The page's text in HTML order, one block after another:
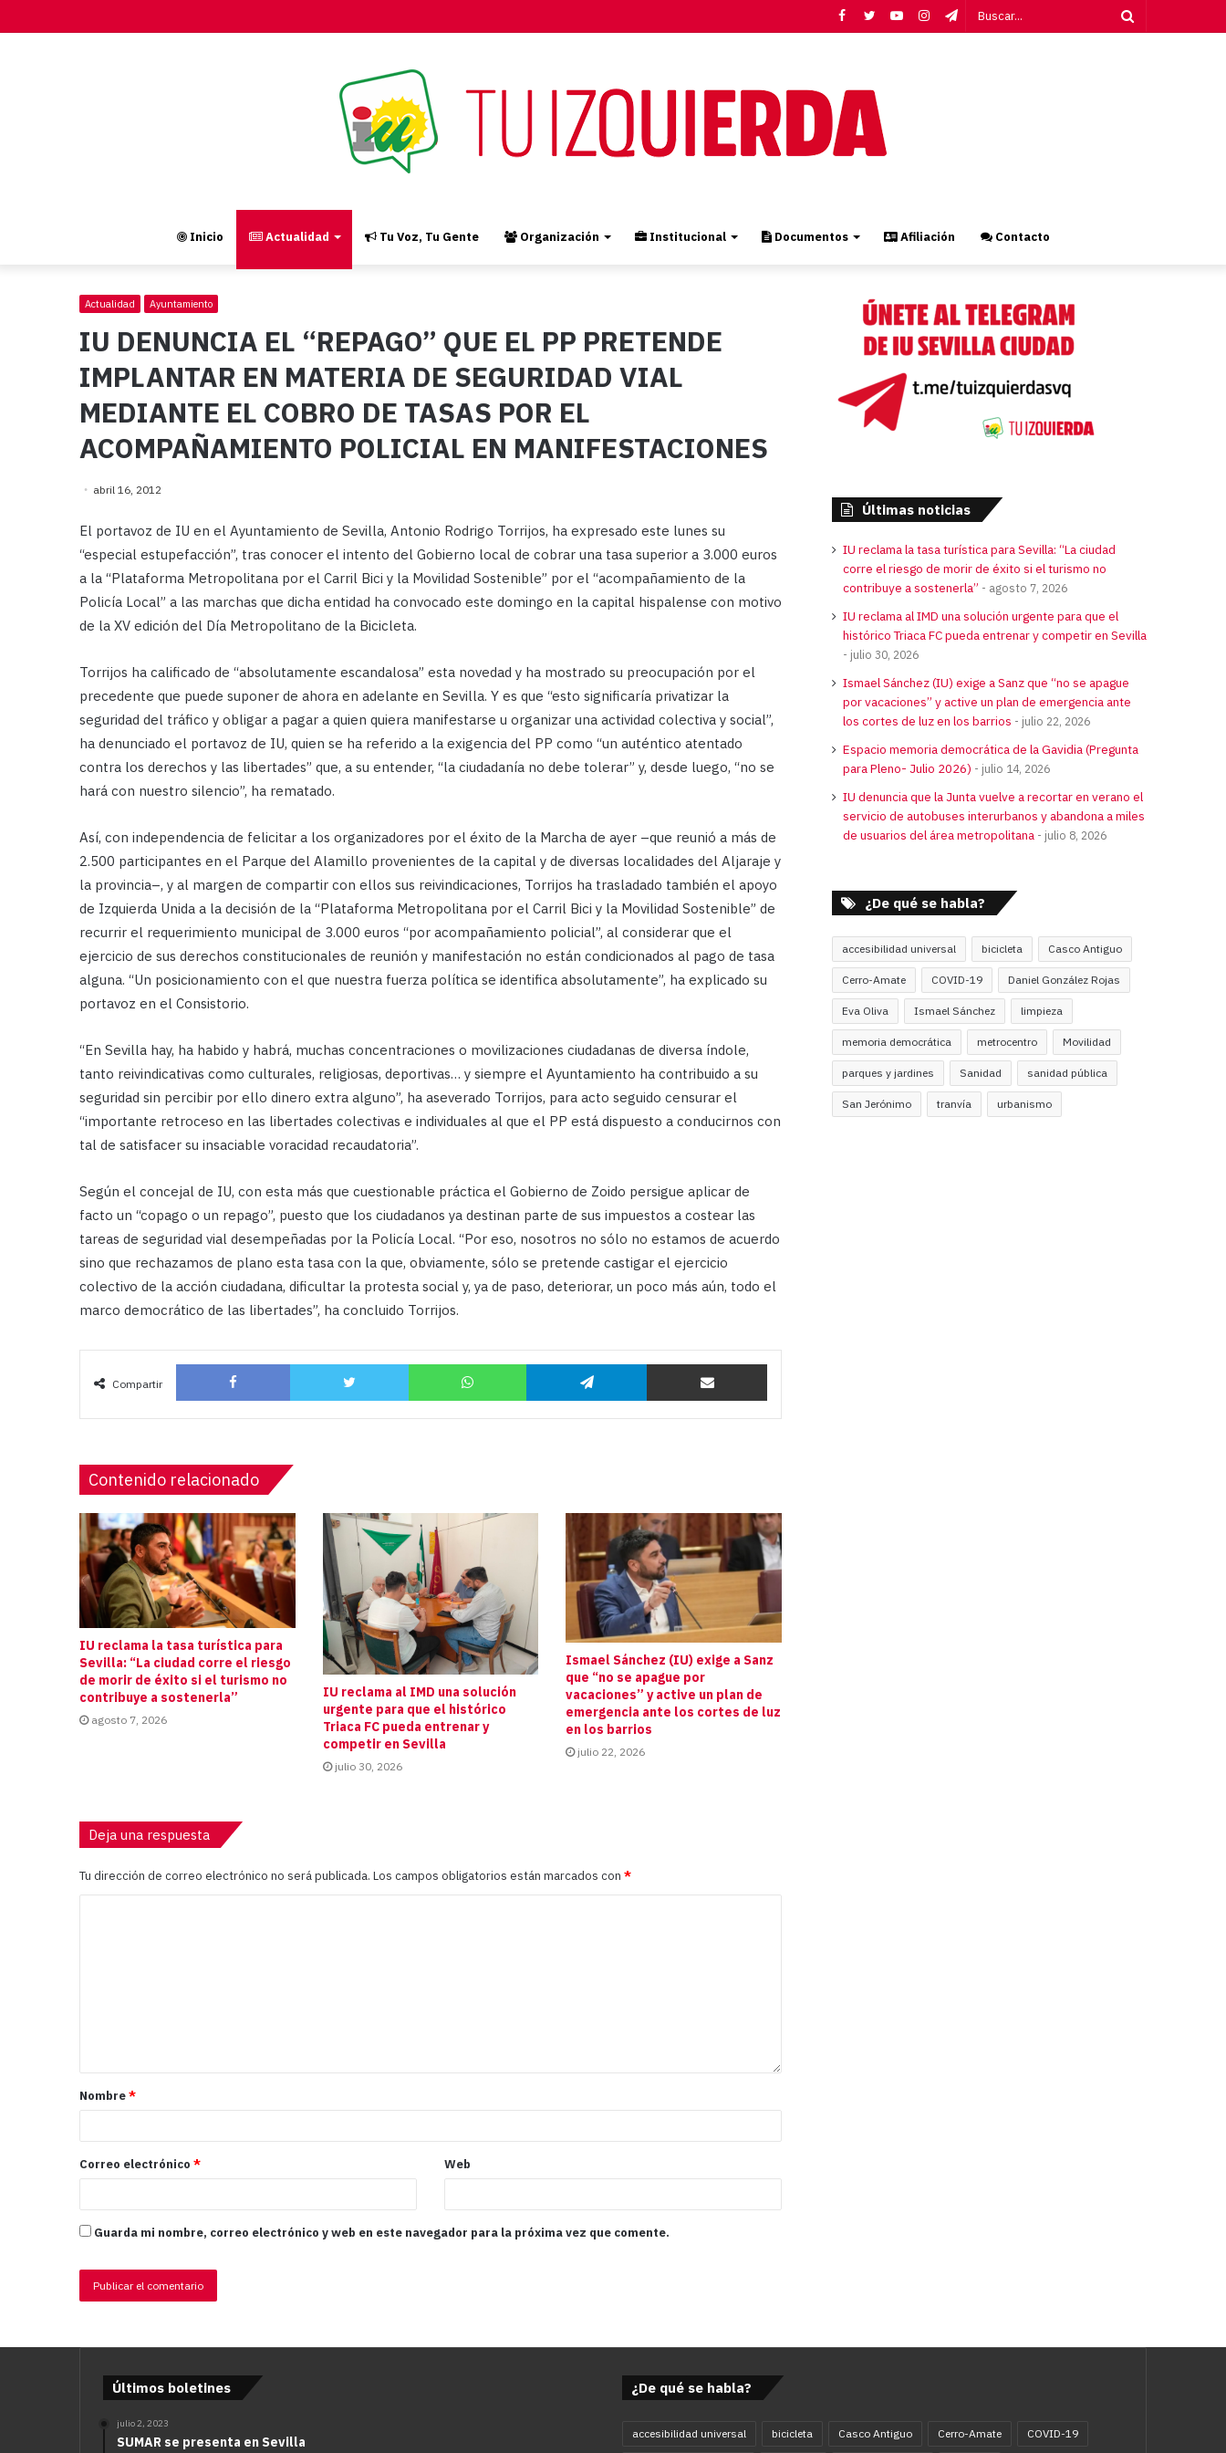
Telegram
Instagram
YouTube
Twitter
Facebook
Inicio Actualidad Tu Voz, Tu Gente Organización Institucional Documentos Afiliación Contacto
Actualidad Ayuntamiento
IU DENUNCIA EL “REPAGO” QUE EL PP PRETENDE
IMPLANTAR EN MATERIA DE SEGURIDAD VIAL
MEDIANTE EL COBRO DE TASAS POR EL
ACOMPAÑAMIENTO POLICIAL EN MANIFESTACIONES
abril 16, 2012
El portavoz de IU en el Ayuntamiento de Sevilla, Antonio Rodrigo Torrijos, ha expresado este lunes su
“especial estupefacción”, tras conocer el intento del Gobierno local de cobrar una tasa superior a 3.000 euros
a la “Plataforma Metropolitana por el Carril Bici y la Movilidad Sostenible” por el “acompañamiento de la
Policía Local” a las marchas que dicha entidad ha convocado este domingo en la capital hispalense con motivo
de la XV edición del Día Metropolitano de la Bicicleta.
Torrijos ha calificado de “absolutamente escandalosa” esta novedad y ha mostrado su preocupación por el
precedente que puede suponer de ahora en adelante en Sevilla. Y es que “esto significaría privatizar la
seguridad del tráfico y obligar a pagar a quien quiera manifestarse u organizar una actividad colectiva y social”,
ha denunciado el portavoz de IU, quien se ha referido a la exigencia del PP como “un auténtico atentado
contra los derechos y las libertades” que, a su entender, “la ciudadanía no debe tolerar” y, desde luego, “no se
hará con nuestro silencio”, ha rematado.
Así, con independencia de felicitar a los organizadores por el éxito de la Marcha de ayer –que reunió a más de
2.500 participantes en el Parque del Alamillo provenientes de la capital y de diversas localidades del Aljaraje y
la provincia–, y al margen de compartir con ellos sus reivindicaciones, Torrijos ha trasladado también el apoyo
de Izquierda Unida a la decisión de la “Plataforma Metropolitana por el Carril Bici y la Movilidad Sostenible” de
recurrir el requerimiento municipal de 3.000 euros “por acompañamiento policial”, al considerar que el
ejercicio de sus derechos constitucionales de reunión y manifestación no están condicionados al pago de tasa
alguna. “Un posicionamiento con el que nuestra fuerza política se identifica absolutamente”, ha explicado su
portavoz en el Consistorio.
“En Sevilla hay, ha habido y habrá, muchas concentraciones o movilizaciones ciudadanas de diversa índole,
tanto reivindicativas como culturales, religiosas, deportivas… y siempre el Ayuntamiento ha contribuido a su
seguridad sin percibir por ello dinero extra alguno”, ha aseverado Torrijos, para acto seguido censurar el
“importante retroceso en las libertades colectivas e individuales al que el PP está dispuesto a conducirnos con
tal de satisfacer su insaciable voracidad recaudatoria”.
Según el concejal de IU, con esta más que cuestionable práctica el Gobierno de Zoido persigue aplicar de
facto un “copago o un repago”, puesto que los ciudadanos ya destinan parte de sus impuestos a costear las
tareas de seguridad vial desempeñadas por la Policía Local. “Por eso, nosotros no sólo no estamos de acuerdo
sino que rechazamos de plano esta tasa con la que, obviamente, sólo se pretende castigar el ejercicio
colectivo de la acción ciudadana, dificultar la protesta social y, ya de paso, deteriorar, un poco más aún, todo el
marco democrático de las libertades”, ha concluido Torrijos.
Compartir
Facebook Twitter WhatsApp Telegram Compartir por correo
Contenido relacionado
IU reclama la tasa turística para
Sevilla: “La ciudad corre el riesgo
de morir de éxito si el turismo no
contribuye a sostenerla”
agosto 7, 2026
IU reclama al IMD una solución
urgente para que el histórico
Triaca FC pueda entrenar y
competir en Sevilla
julio 30, 2026
Ismael Sánchez (IU) exige a Sanz
que “no se apague por
vacaciones” y active un plan de
emergencia ante los cortes de luz
en los barrios
julio 22, 2026
Deja una respuesta
Tu dirección de correo electrónico no será publicada. Los campos obligatorios están marcados con *
Nombre*
Correo electrónico * Web
Guarda mi nombre, correo electrónico y web en este navegador para la próxima vez que comente.
Últimas noticias
IU reclama la tasa turística para Sevilla: “La ciudad
corre el riesgo de morir de éxito si el turismo no
contribuye a sostenerla”
agosto 7, 2026
IU reclama al IMD una solución urgente para que el
histórico Triaca FC pueda entrenar y competir en Sevilla
julio 30, 2026
Ismael Sánchez (IU) exige a Sanz que “no se apague
por vacaciones” y active un plan de emergencia ante
los cortes de luz en los barrios
julio 22, 2026
Espacio memoria democrática de la Gavidia (Pregunta
para Pleno- Julio 2026)
julio 14, 2026
IU denuncia que la Junta vuelve a recortar en verano el
servicio de autobuses interurbanos y abandona a miles
de usuarios del área metropolitana
julio 8, 2026
¿De qué se habla?
accesibilidad universal bicicleta Casco Antiguo
Cerro-Amate COVID-19 Daniel González Rojas
Eva Oliva Ismael Sánchez limpieza
memoria democrática metrocentro Movilidad
parques y jardines Sanidad sanidad pública
San Jerónimo tranvía urbanismo
Últimos boletines
julio 2, 2023
SUMAR se presenta en Sevilla
¿De qué se habla?
accesibilidad universal bicicleta Casco Antiguo Cerro-Amate COVID-19